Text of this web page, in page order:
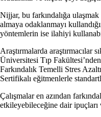
Nijjar, bu farkındalığa
almaya odaklanmayı
yöntemlerin ise ilahiyi
Araştırmalarda araştırmacılar
Üniversitesi Tıp
Farkındalık Temelli Stres
Sertifikalı eğitmenlerle
Çalışmalar en azından
etkileyebileceğine dair ipuçları